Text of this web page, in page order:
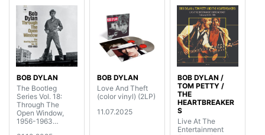
BOB DYLAN
The Bootleg
Series Vol. 18:
Through The
Open Window,
1956-1963
BOB DYLAN
Love And Theft
(color vinyl) (2LP)
11.07.2025
BOB DYLAN /
TOM PETTY /
THE
HEARTBREAKER
S
Live At The
Entertainment